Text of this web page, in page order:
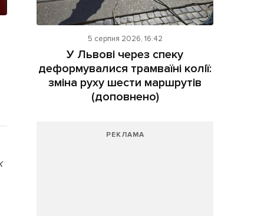
5 серпня 2026, 16:42
У Львові через спеку
деформувалися трамваїні колії:
зміна руху шести маршрутів
(доповнено)
РЕКЛАМА